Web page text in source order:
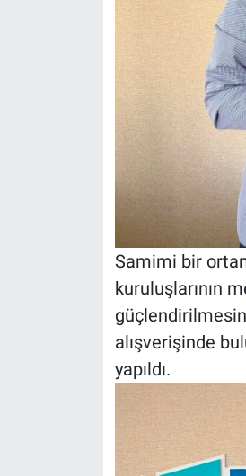
Samimi bir
kuruluşlarının
alışverişinde
yapıldı.